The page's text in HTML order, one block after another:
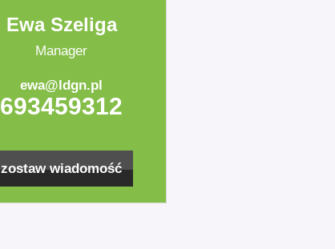
Ewa Szeliga
Manager
ewa@ldgn.pl
693459312
zostaw wiadomość